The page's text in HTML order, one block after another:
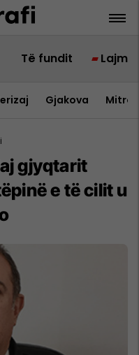
Të fundit Lajme
Gjakova
gjyqtarit
e të cilit u